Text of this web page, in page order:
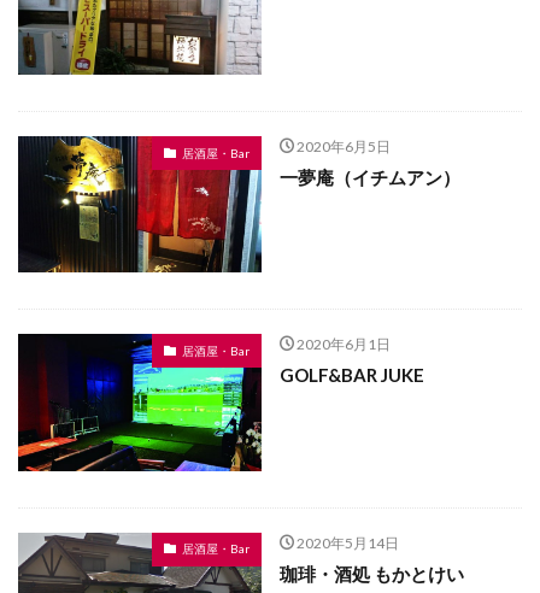
居酒屋・Bar 2020年6月5日
一夢庵（イチムアン）
居酒屋・Bar 2020年6月1日
GOLF&BAR JUKE
居酒屋・Bar 2020年5月14日
珈琲・酒処 もかとけい